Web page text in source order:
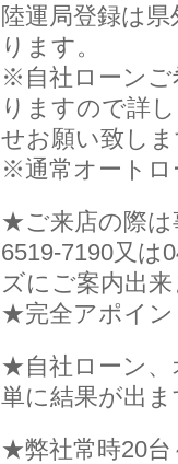
陸運局登録は
ります。
※自社ローンご
りますので詳
せお願い致し
※通常オートロ
★ご来店の際は
6519-7190又は
ズにご案内出
★完全アポイ
★自社ローン、
単に結果が出
★弊社常時20台